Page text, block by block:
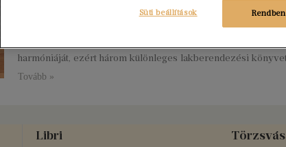
megtereméséhez
harmóniáját, ezért három különleges lakberendezési
Tovább »
Libri
Rendben
Süti beállítások